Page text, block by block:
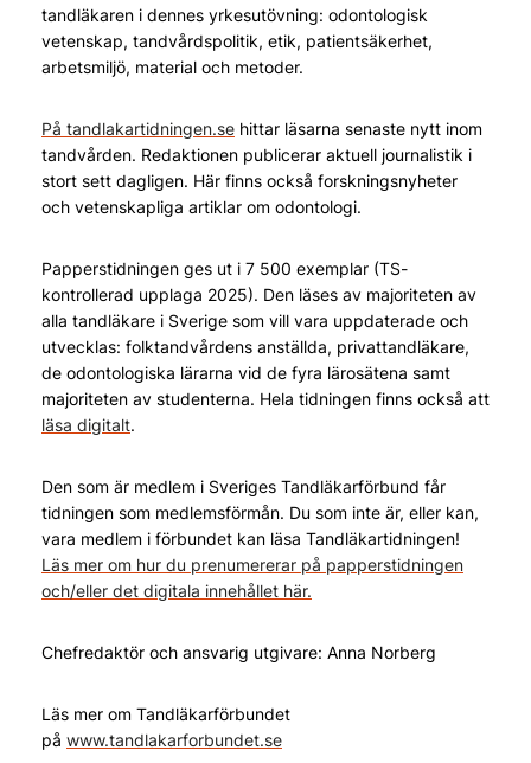
tandläkaren i dennes yrkesutövning: odontologisk
vetenskap, tandvårdspolitik, etik, patientsäkerhet,
arbetsmiljö, material och metoder.
På tandlakartidningen.se hittar läsarna senaste nytt inom
tandvården. Redaktionen publicerar aktuell journalistik i
stort sett dagligen. Här finns också forskningsnyheter
och vetenskapliga artiklar om odontologi.
Papperstidningen ges ut i 7 500 exemplar (TS-
kontrollerad upplaga 2025). Den läses av majoriteten av
alla tandläkare i Sverige som vill vara uppdaterade och
utvecklas: folktandvårdens anställda, privattandläkare,
de odontologiska lärarna vid de fyra lärosätena samt
majoriteten av studenterna. Hela tidningen finns också att
läsa digitalt.
Den som är medlem i Sveriges Tandläkarförbund får
tidningen som medlemsförmån. Du som inte är, eller kan,
vara medlem i förbundet kan läsa Tandläkartidningen!
Läs mer om hur du prenumererar på papperstidningen
och/eller det digitala innehållet här.
Chefredaktör och ansvarig utgivare: Anna Norberg
Läs mer om Tandläkarförbundet
på www.tandlakarforbundet.se